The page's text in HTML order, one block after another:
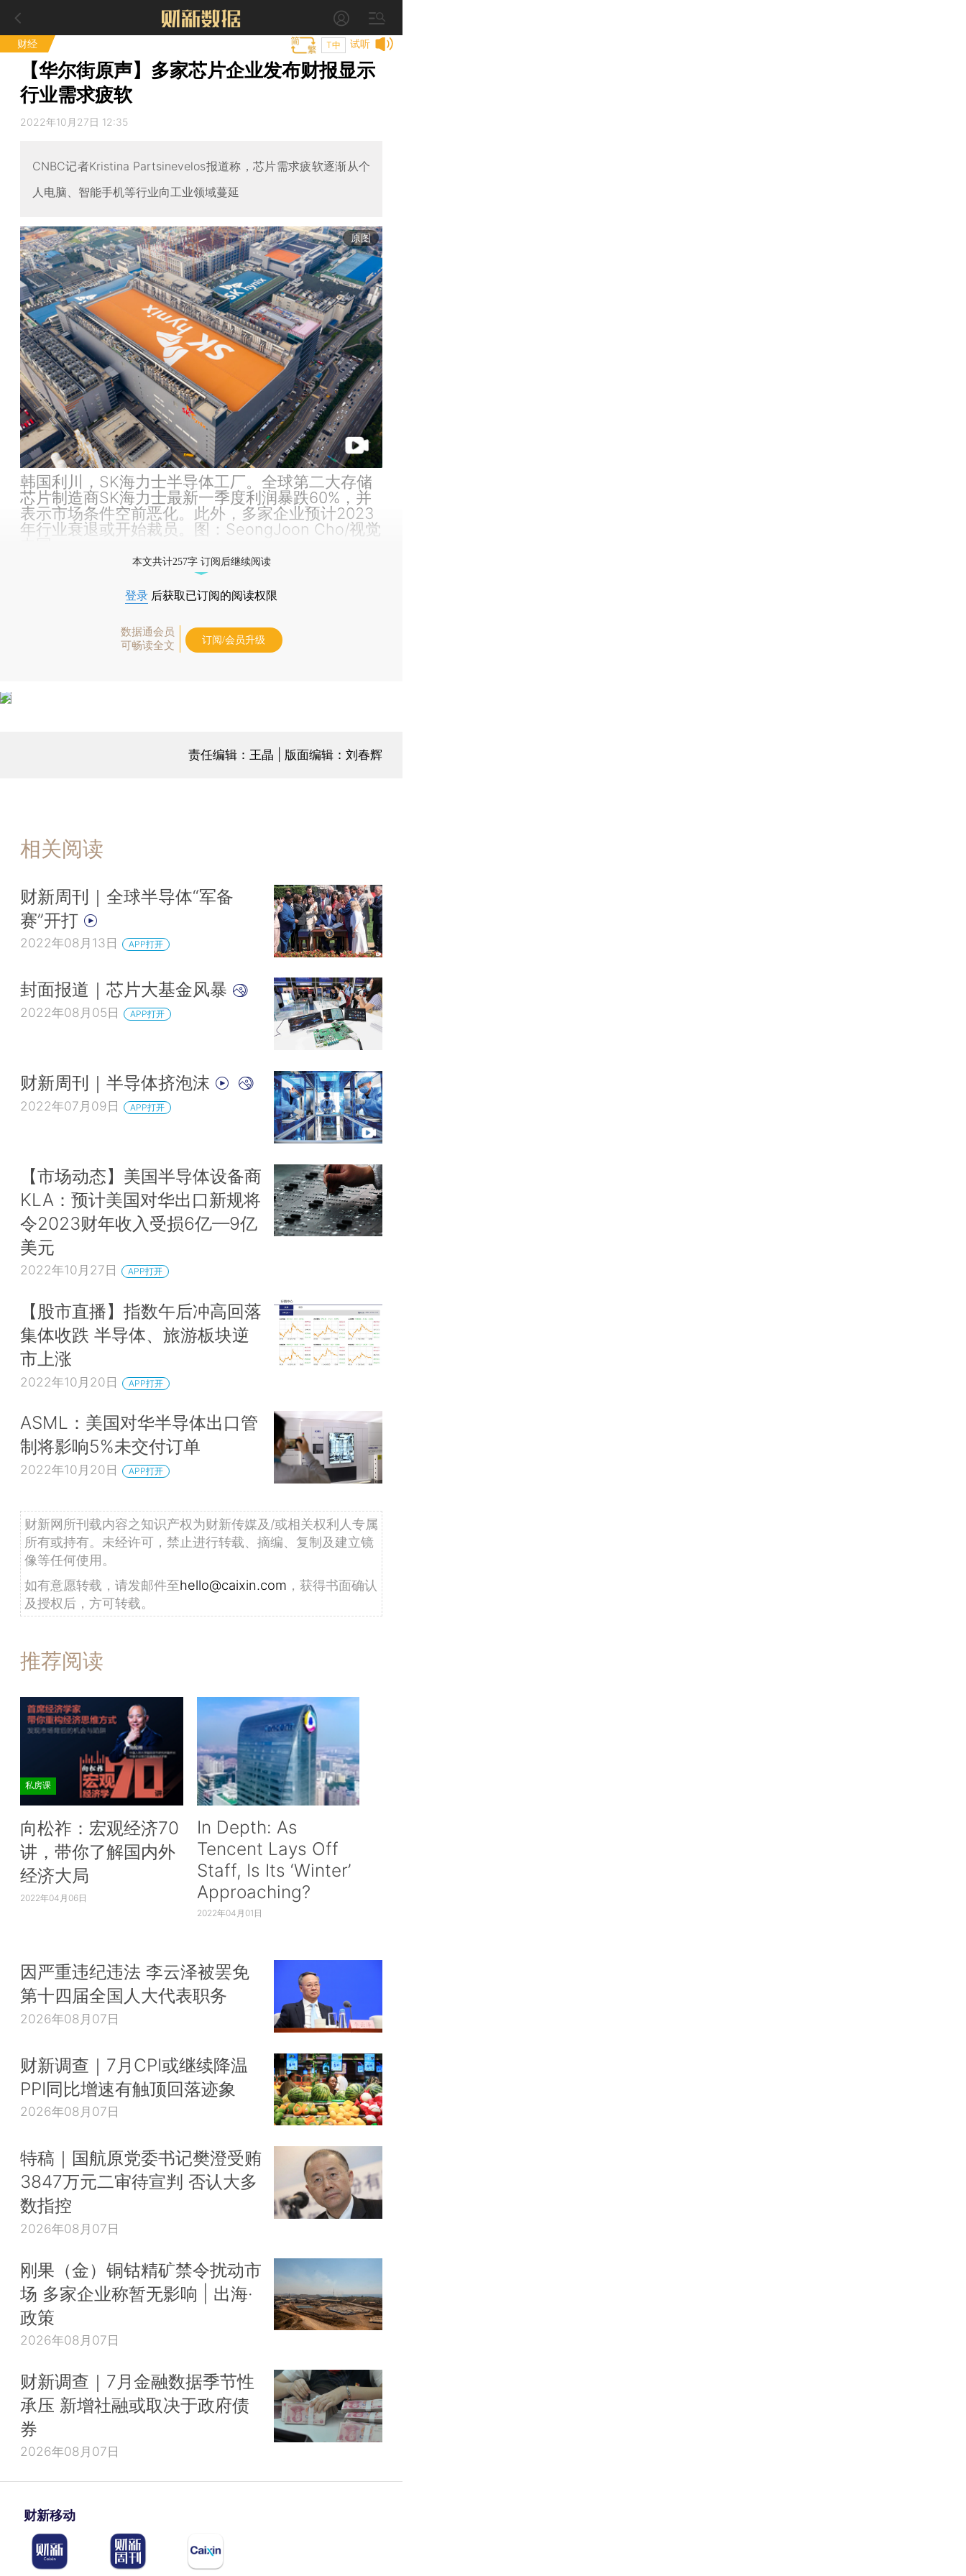
财经 试听
T中
【华尔街原声】多家芯片企业发布财报显示
行业需求疲软
2022年10月27日 12:35
CNBC记者Kristina Partsinevelos报道称，芯片需求疲软逐渐从个
人电脑、智能手机等行业向工业领域蔓延
原图
韩国利川，SK海力士半导体工厂。全球第二大存储
芯片制造商SK海力士最新一季度利润暴跌60%，并
表示市场条件空前恶化。此外，多家企业预计2023
年行业衰退或开始裁员。图：SeongJoon Cho/视觉
本文共计257字 订阅后继续阅读
登录 后获取已订阅的阅读权限
数据通会员
可畅读全文
订阅/会员升级
责任编辑：王晶 | 版面编辑：刘春辉
相关阅读
财新周刊｜全球半导体“军备
赛”开打
2022年08月13日 APP打开
封面报道｜芯片大基金风暴
2022年08月05日 APP打开
财新周刊｜半导体挤泡沫
2022年07月09日 APP打开
【市场动态】美国半导体设备商
KLA：预计美国对华出口新规将
令2023财年收入受损6亿—9亿
美元
2022年10月27日 APP打开
【股市直播】指数午后冲高回落
集体收跌 半导体、旅游板块逆
市上涨
2022年10月20日 APP打开
ASML：美国对华半导体出口管
制将影响5%未交付订单
2022年10月20日 APP打开
财新网所刊载内容之知识产权为财新传媒及/或相关权利人专属
所有或持有。未经许可，禁止进行转载、摘编、复制及建立镜
像等任何使用。
如有意愿转载，请发邮件至hello@caixin.com ，获得书面确认
及授权后，方可转载。
推荐阅读
私房课
向松祚：宏观经济70
讲，带你了解国内外
经济大局
2022年04月06日
In Depth: As
Tencent Lays Off
Staff, Is Its ‘Winter’
Approaching?
2022年04月01日
因严重违纪违法 李云泽被罢免
第十四届全国人大代表职务
2026年08月07日
财新调查｜7月CPI或继续降温
PPI同比增速有触顶回落迹象
2026年08月07日
特稿｜国航原党委书记樊澄受贿
3847万元二审待宣判 否认大多
数指控
2026年08月07日
刚果（金）铜钴精矿禁令扰动市
场 多家企业称暂无影响 | 出海·
政策
2026年08月07日
财新调查｜7月金融数据季节性
承压 新增社融或取决于政府债
券
2026年08月07日
财新移动